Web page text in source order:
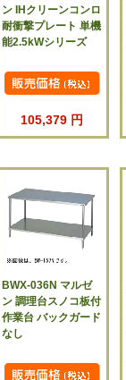
ン IHクリーンコンロ
耐衝撃プレート 単機
能2.5kWシリーズ
105,379 円
BWX-036N マルゼ
ン 調理台スノコ板付
作業台 バックガード
なし